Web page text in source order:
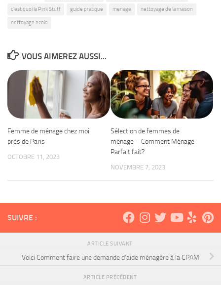
c'est quoi la Pink Stuff guide pratique menage nettoyage de la maison
nettoyage ecolo
VOUS AIMEREZ AUSSI...
Femme de ménage chez moi
près de Paris
OCTOBRE 11, 2023
Sélection de femmes de
ménage – Comment Ménage
Parfait fait?
NOVEMBRE 7, 2023
SUIVRE :
ARTICLE SUIVANT
Voici Comment faire une demande d’aide ménagère à la CPAM
ARTICLE PRÉCÉDENT